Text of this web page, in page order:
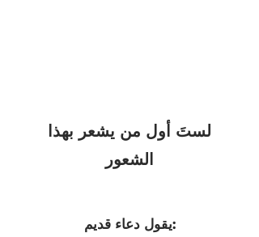
لستَ أول من يشعر بهذا
الشعور
يقول دعاء قديم: